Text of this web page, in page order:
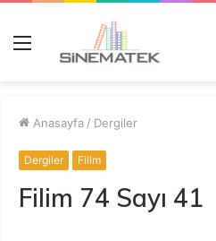
Menü
Anasayfa / Dergiler
Dergiler Filim
Filim 74 Sayı 41